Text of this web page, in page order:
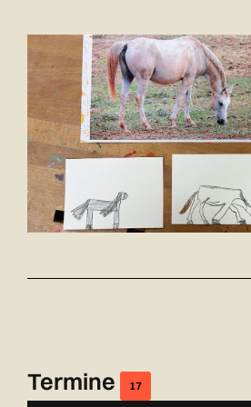
Termine 17